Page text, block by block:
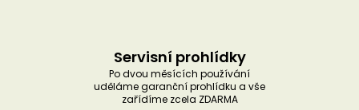
Servisní prohlídky
Po dvou měsících používání
uděláme garanční prohlídku a vše
zařídíme zcela ZDARMA